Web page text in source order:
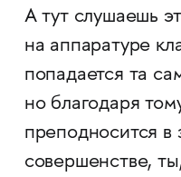
А тут слушаешь
на аппаратуре
попадается та
но благодаря
преподносится в
совершенстве,